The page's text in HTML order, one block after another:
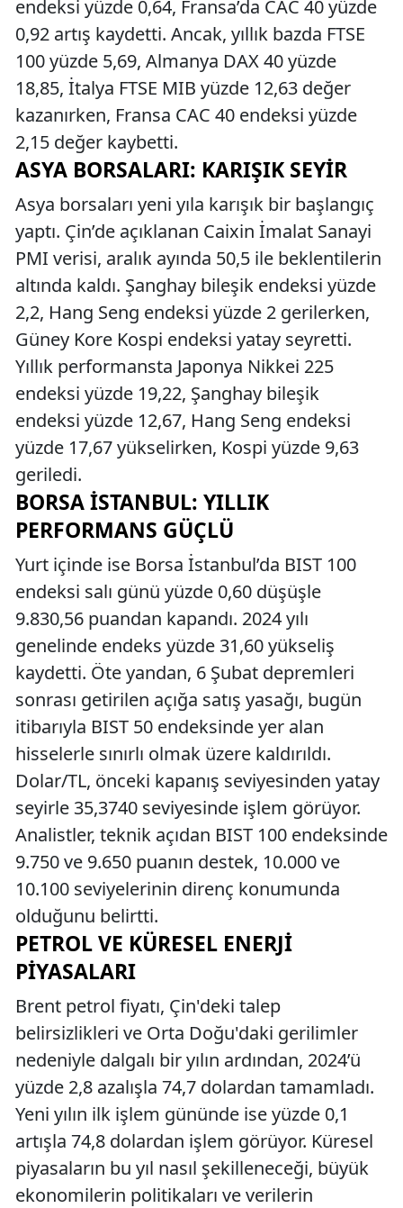
endeksi yüzde 0,64, Fransa’da CAC 40 yüzde
0,92 artış kaydetti. Ancak, yıllık bazda FTSE
100 yüzde 5,69, Almanya DAX 40 yüzde
18,85, İtalya FTSE MIB yüzde 12,63 değer
kazanırken, Fransa CAC 40 endeksi yüzde
2,15 değer kaybetti.
ASYA BORSALARI: KARIŞIK SEYIR
Asya borsaları yeni yıla karışık bir başlangıç
yaptı. Çin’de açıklanan Caixin İmalat Sanayi
PMI verisi, aralık ayında 50,5 ile beklentilerin
altında kaldı. Şanghay bileşik endeksi yüzde
2,2, Hang Seng endeksi yüzde 2 gerilerken,
Güney Kore Kospi endeksi yatay seyretti.
Yıllık performansta Japonya Nikkei 225
endeksi yüzde 19,22, Şanghay bileşik
endeksi yüzde 12,67, Hang Seng endeksi
yüzde 17,67 yükselirken, Kospi yüzde 9,63
geriledi.
BORSA İSTANBUL: YILLIK
PERFORMANS GÜÇLÜ
Yurt içinde ise Borsa İstanbul’da BIST 100
endeksi salı günü yüzde 0,60 düşüşle
9.830,56 puandan kapandı. 2024 yılı
genelinde endeks yüzde 31,60 yükseliş
kaydetti. Öte yandan, 6 Şubat depremleri
sonrası getirilen açığa satış yasağı, bugün
itibarıyla BIST 50 endeksinde yer alan
hisselerle sınırlı olmak üzere kaldırıldı.
Dolar/TL, önceki kapanış seviyesinden yatay
seyirle 35,3740 seviyesinde işlem görüyor.
Analistler, teknik açıdan BIST 100 endeksinde
9.750 ve 9.650 puanın destek, 10.000 ve
10.100 seviyelerinin direnç konumunda
olduğunu belirtti.
PETROL VE KÜRESEL ENERJI
PIYASALARI
Brent petrol fiyatı, Çin'deki talep
belirsizlikleri ve Orta Doğu'daki gerilimler
nedeniyle dalgalı bir yılın ardından, 2024’ü
yüzde 2,8 azalışla 74,7 dolardan tamamladı.
Yeni yılın ilk işlem gününde ise yüzde 0,1
artışla 74,8 dolardan işlem görüyor. Küresel
piyasaların bu yıl nasıl şekilleneceği, büyük
ekonomilerin politikaları ve verilerin